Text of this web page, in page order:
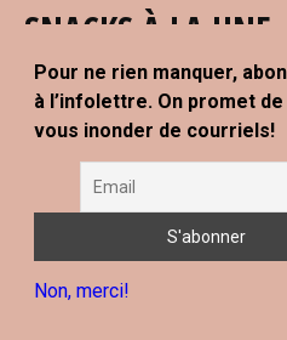
SNACKS À LA UNE
Les bijoux de lait
souvenir unique à offrir
L’Ontario en 5 jours
Beach à Tobermory
Paddle board
québécoises à
En poursuivant votre
l'utilisation de traceurs
fournir les services et
d’améliorer votre
Pour ne rien manquer,
à l’infolettre. On promet de
vous inonder de courriels!
Non, merci!